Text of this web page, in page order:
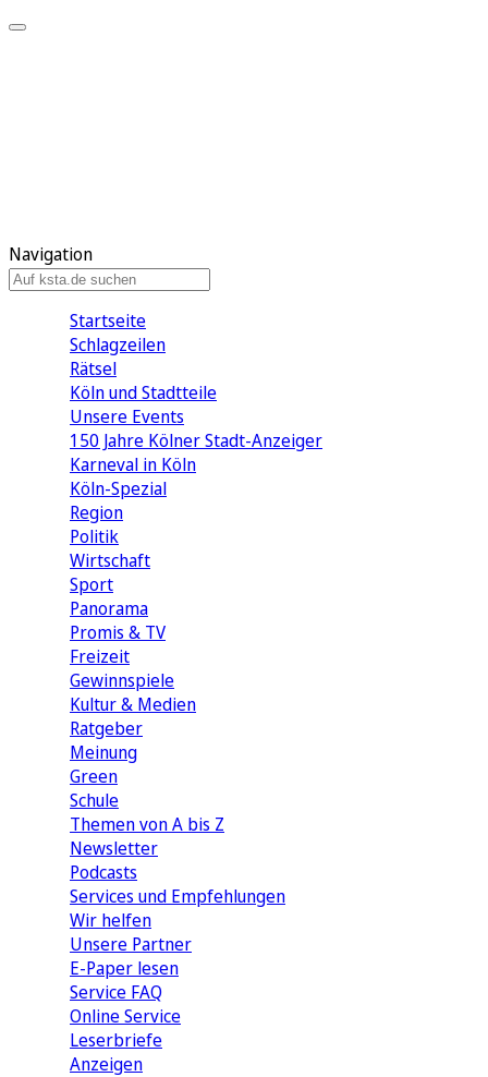
Navigation
Startseite
Schlagzeilen
Rätsel
Köln und Stadtteile
Unsere Events
150 Jahre Kölner Stadt-Anzeiger
Karneval in Köln
Köln-Spezial
Region
Politik
Wirtschaft
Sport
Panorama
Promis & TV
Freizeit
Gewinnspiele
Kultur & Medien
Ratgeber
Meinung
Green
Schule
Themen von A bis Z
Newsletter
Podcasts
Services und Empfehlungen
Wir helfen
Unsere Partner
E-Paper lesen
Service FAQ
Online Service
Leserbriefe
Anzeigen